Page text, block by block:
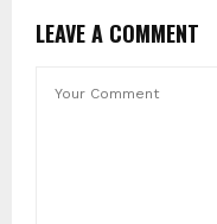
LEAVE A COMMENT